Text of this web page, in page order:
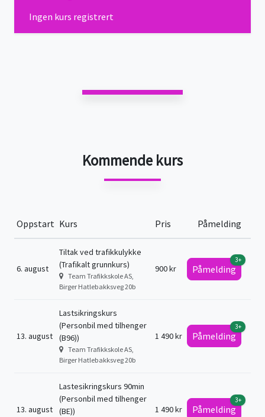
Ingen kurs registrert
Kommende kurs
Oppstart Kurs Pris Påmelding
6. august
Tiltak ved trafikkulykke
(Trafikalt grunnkurs)
Team Trafikkskole AS,
Birger Hatlebakksveg 20b
900 kr Påmelding
3+
13. august
Lastsikringskurs
(Personbil med tilhenger
(B96))
Team Trafikkskole AS,
Birger Hatlebakksveg 20b
1 490 kr Påmelding
3+
13. august
Lastesikringskurs 90min
(Personbil med tilhenger
(BE))
1 490 kr Påmelding
3+